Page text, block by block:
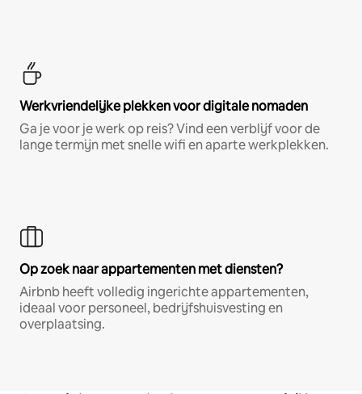
Werkvriendelijke plekken voor digitale nomaden
Ga je voor je werk op reis? Vind een verblijf voor de
lange termijn met snelle wifi en aparte werkplekken.
Op zoek naar appartementen met diensten?
Airbnb heeft volledig ingerichte appartementen,
ideaal voor personeel, bedrijfshuisvesting en
overplaatsing.